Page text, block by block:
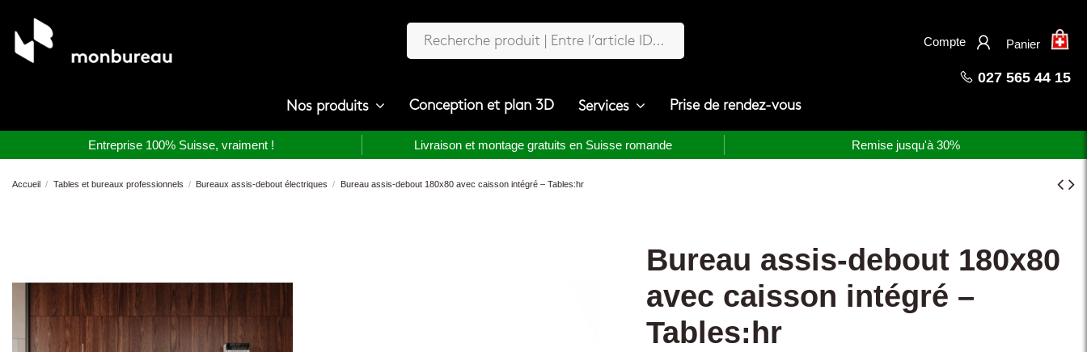
×
Compte Panier
027 565 44 15
Nos produits Conception et plan 3D Services Prise de rendez-vous
Entreprise 100% Suisse, vraiment ! Livraison et montage gratuits en Suisse romande Remise jusqu'à 30%
Accueil Tables et bureaux professionnels Bureaux assis-debout électriques Bureau assis-debout 180x80 avec caisson intégré – Tables:hr
Bureau assis-debout 180x80
avec caisson intégré –
Tables:hr